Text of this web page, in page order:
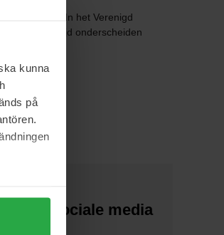
kunna
på
van Londen. In het Verenigd
zichzelf altijd onderscheiden
Sociale media